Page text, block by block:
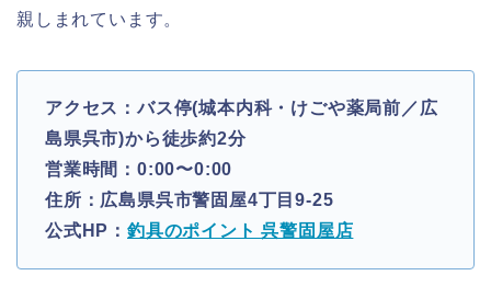
親しまれています。
アクセス：バス停(城本内科・けごや薬局前／広
島県呉市)から徒歩約2分
営業時間：0:00〜0:00
住所：広島県呉市警固屋4丁目9-25
公式HP： 釣具のポイント 呉警固屋店